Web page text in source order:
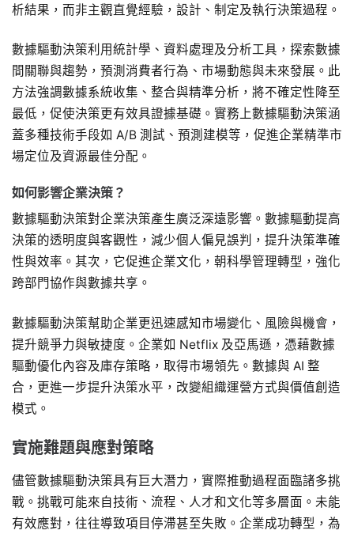
析結果，而非主觀直覺經驗，設計、制定及執行決策過程。
數據驅動決策利用統計學、資料處理及分析工具，探索數據
間關聯與趨勢，預測消費者行為、市場動態與未來發展。此
方法強調數據系統收集、整合與精準分析，將不確定性降至
最低，促使決策更有效具證據基礎。實務上數據驅動決策涵
蓋多種技術手段如 A/B 測試、預測建模等，促進企業精準市
場定位及資源最佳分配。
如何影響企業決策？
數據驅動決策對企業決策產生廣泛深遠影響。數據驅動提高
決策的透明度與客觀性，減少個人偏見誤判，提升決策準確
性與效率。其次，它促進企業文化，朝科學管理轉型，強化
跨部門協作與數據共享。
數據驅動決策幫助企業更迅速感知市場變化、風險與機會，
提升競爭力與敏捷度。企業如 Netflix 及亞馬遜，憑藉數據
驅動優化內容及庫存策略，取得市場領先。數據與 AI 整
合，更進一步提升決策水平，改變組織運營方式與價值創造
模式。
實施難題與應對策略
儘管數據驅動決策具有巨大潛力，實際推動過程面臨諸多挑
戰。挑戰可能來自技術、流程、人才和文化等多層面。未能
有效應對，往往導致項目停滯甚至失敗。企業成功轉型，為